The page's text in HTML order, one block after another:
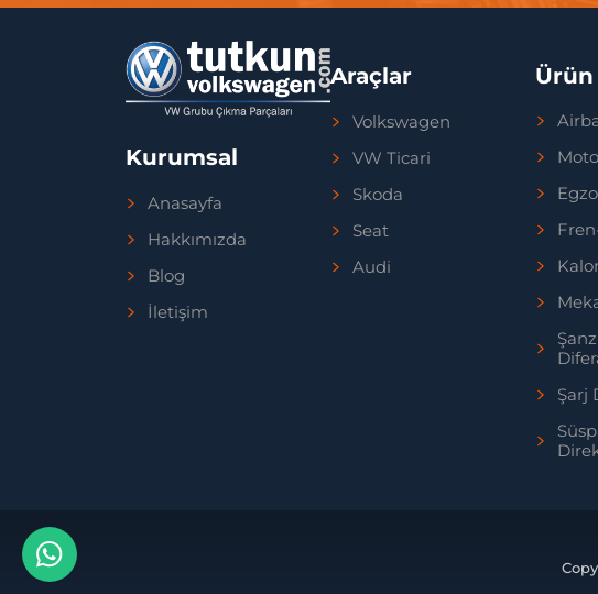
Kurumsal
Anasayfa
Hakkımızda
Blog
İletişim
Araçlar
Volkswagen
VW Ticari
Skoda
Seat
Audi
Ürün
Şarj